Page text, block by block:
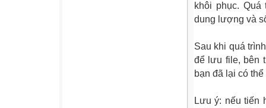
khôi phục.
dung lượng và
Sau khi quá
để lưu file, bên
bạn đã lại có
Lưu ý: nếu tiến